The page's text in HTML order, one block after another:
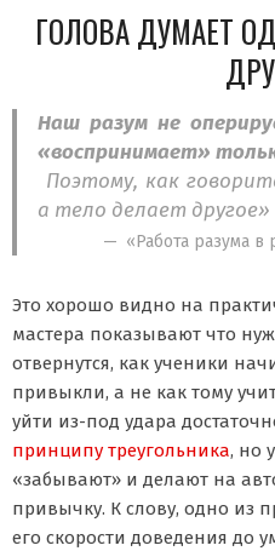
ГОЛОВА ДУМАЕТ
Наш разум не
«воспринимает»
Поэтому, как
а тело делает другое»
«Работа разума в
Это хорошо видно на
мастера показывают что
отвернутся, как ученики
привыкли, а не как тому
уйти из-под удара
принципу треугольника, но
«забывают» и делают на
привычку. К слову, одно из
его скорости доведения до